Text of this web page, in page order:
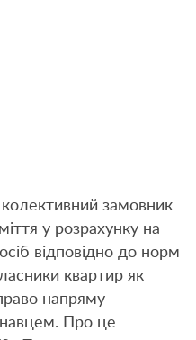
замовник
у розрахунку на
відповідно до норм
квартир як
напряму
Про це